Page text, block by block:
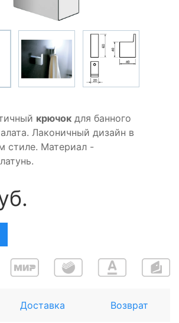
крючок для банного
Лаконичный дизайн в
стиле. Материал -
Доставка Возврат